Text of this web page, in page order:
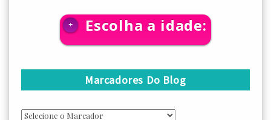
+ Escolha a idade:
Marcadores Do Blog